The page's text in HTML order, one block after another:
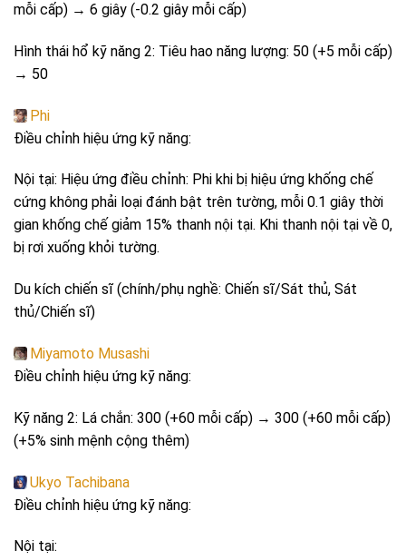
mỗi cấp) → 6 giây (-0.2 giây mỗi cấp)
Hình thái hổ kỹ năng 2: Tiêu hao năng lượng: 50 (+5 mỗi cấp)
→ 50
Phi
Điều chỉnh hiệu ứng kỹ năng:
Nội tại: Hiệu ứng điều chỉnh: Phi khi bị hiệu ứng khống chế
cứng không phải loại đánh bật trên tường, mỗi 0.1 giây thời
gian khống chế giảm 15% thanh nội tại. Khi thanh nội tại về 0,
bị rơi xuống khỏi tường.
Du kích chiến sĩ (chính/phụ nghề: Chiến sĩ/Sát thủ, Sát
thủ/Chiến sĩ)
Miyamoto Musashi
Điều chỉnh hiệu ứng kỹ năng:
Kỹ năng 2: Lá chắn: 300 (+60 mỗi cấp) → 300 (+60 mỗi cấp)
(+5% sinh mệnh cộng thêm)
Ukyo Tachibana
Điều chỉnh hiệu ứng kỹ năng:
Nội tại: